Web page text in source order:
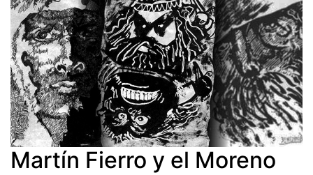
Martín Fierro y el Moreno